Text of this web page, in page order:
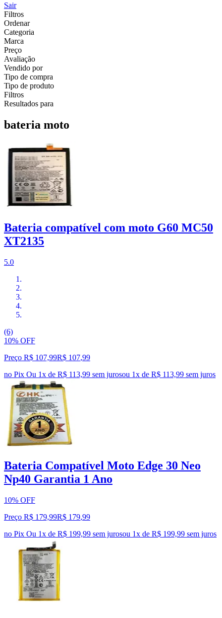
Sair
Filtros
Ordenar
Categoria
Marca
Preço
Avaliação
Vendido por
Tipo de compra
Tipo de produto
Filtros
Resultados para
bateria moto
Bateria compatível com moto G60 MC50
XT2135
5.0
(6)
10% OFF
Preço R$ 107,99R$ 107,99
no Pix Ou 1x de R$ 113,99 sem jurosou 1x de R$ 113,99 sem juros
Bateria Compatível Moto Edge 30 Neo
Np40 Garantia 1 Ano
10% OFF
Preço R$ 179,99R$ 179,99
no Pix Ou 1x de R$ 199,99 sem jurosou 1x de R$ 199,99 sem juros